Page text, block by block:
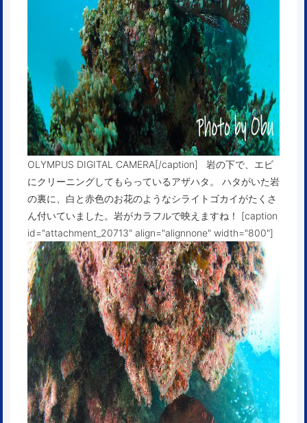
OLYMPUS DIGITAL CAMERA[/caption] 岩の下で、エビ
にクリーニングしてもらっているアザハタ。 ハタがいた岩
の裏に、白と赤色のお花のようなシライトゴカイがたくさ
ん付いていました。岩がカラフルで映えますね！ [caption
id="attachment_20713" align="alignnone" width="800"]